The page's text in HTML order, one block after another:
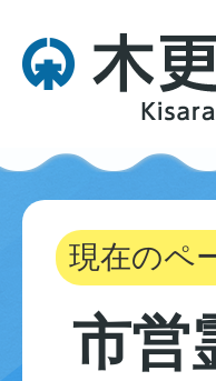
現在のペ
市営